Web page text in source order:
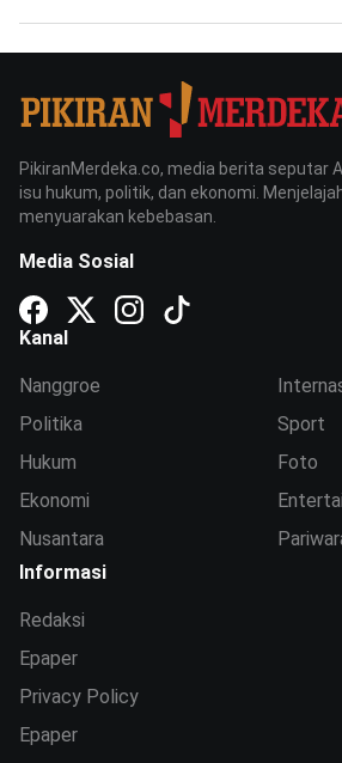
PikiranMerdeka.co, media berita seputar
isu hukum, politik, dan ekonomi.
menyuarakan kebebasan.
Media Sosial
Kanal
Nanggroe
Politika
Hukum
Ekonomi
Nusantara
Sport
Foto
Informasi
Redaksi
Epaper
Privacy Policy
Epaper